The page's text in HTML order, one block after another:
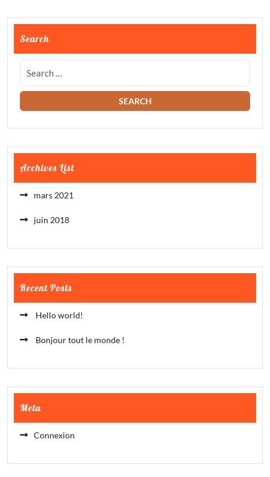
Search
Archives List
mars 2021
juin 2018
Recent Posts
Hello world!
Bonjour tout le monde !
Meta
Connexion